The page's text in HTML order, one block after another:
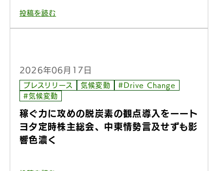
投稿を読む
2026年06月17日
プレスリリース 気候変動
#Drive Change
#気候変動
稼ぐ力に攻めの脱炭素の観点導入をーート
ヨタ定時株主総会、中東情勢言及せずも影
響色濃く